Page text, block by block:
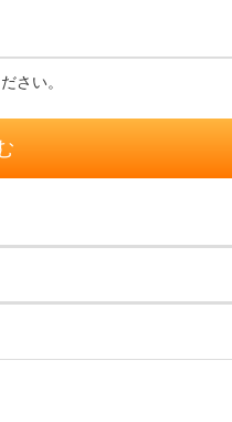
さい。